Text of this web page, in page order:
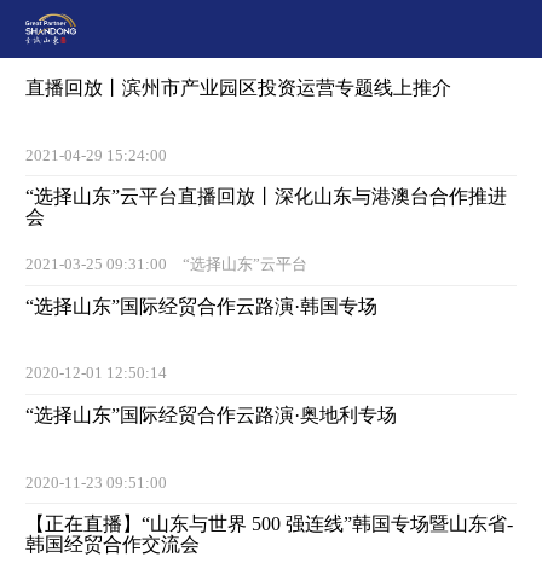
直播回放丨滨州市产业园区投资运营专题线上推介
2021-04-29 15:24:00
“选择山东”云平台直播回放丨深化山东与港澳台合作推进
会
2021-03-25 09:31:00 “选择山东”云平台
“选择山东”国际经贸合作云路演·韩国专场
2020-12-01 12:50:14
“选择山东”国际经贸合作云路演·奥地利专场
2020-11-23 09:51:00
【正在直播】“山东与世界 500 强连线”韩国专场暨山东省-
韩国经贸合作交流会